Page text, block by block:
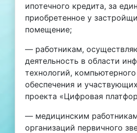
ипотечного кредита, за
приобретенное у
помещение;
— работникам,
деятельность в области
технологий,
обеспечения и
проекта «Цифровая
— медицинским
организаций первичного